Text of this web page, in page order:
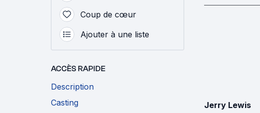
Coup de cœur
Ajouter à une liste
ACCÈS RAPIDE
Description
Casting
Jerry Lewis